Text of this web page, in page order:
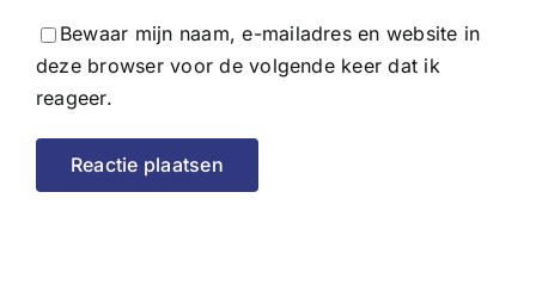
Bewaar mijn naam, e-mailadres en website in
deze browser voor de volgende keer dat ik
reageer.